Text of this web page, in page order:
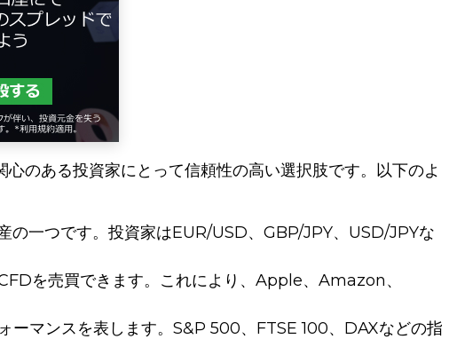
のある投資家にとって信頼性の高い選択肢です。以下のよ
の一つです。投資家はEUR/USD、GBP/JPY、USD/JPYな
を売買できます。これにより、Apple、Amazon、
ーマンスを表します。S&P 500、FTSE 100、DAXなどの指